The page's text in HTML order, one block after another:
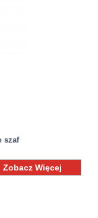
szaf
Zobacz Więcej